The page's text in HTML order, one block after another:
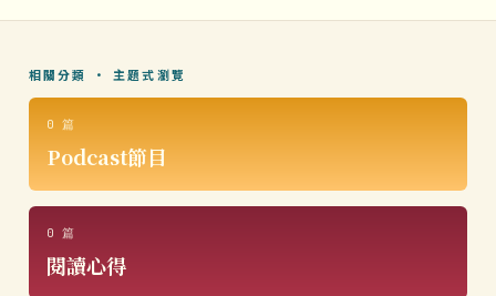
相關分類 · 主題式瀏覽
0 篇
Podcast節目
0 篇
閱讀心得